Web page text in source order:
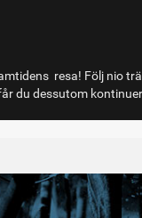
resa! Följ nio
du dessutom